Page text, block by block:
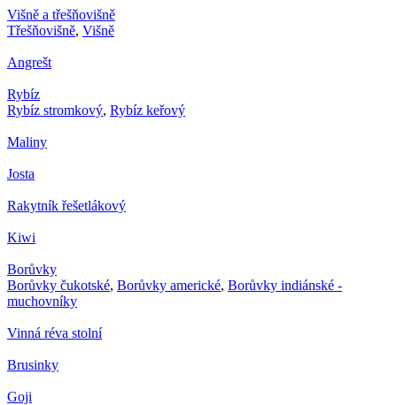
Višně a třešňovišně
Třešňovišně, Višně
Angrešt
Rybíz
Rybíz stromkový, Rybíz keřový
Maliny
Josta
Rakytník řešetlákový
Kiwi
Borůvky
Borůvky čukotské, Borůvky americké, Borůvky indiánské -
muchovníky
Vinná réva stolní
Brusinky
Goji